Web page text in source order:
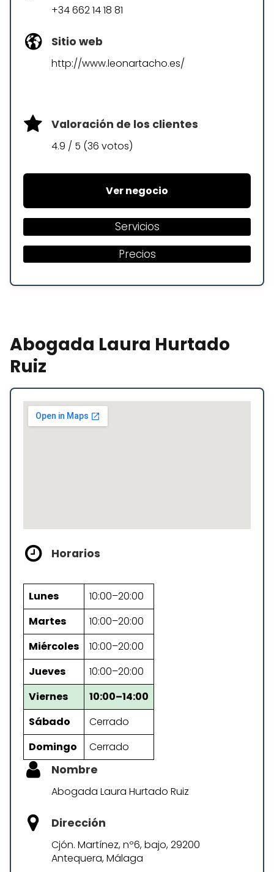
+34 662 14 18 81
Sitio web
http://www.leonartacho.es/
Valoración de los clientes
4.9 / 5 (36 votos)
Ver negocio
Servicios
Precios
Abogada Laura Hurtado
Ruiz
Horarios
Lunes
10:00–20:00
Martes
10:00–20:00
Miércoles
10:00–20:00
Jueves
10:00–20:00
Viernes
10:00–14:00
Sábado
Cerrado
Domingo
Cerrado
Nombre
Abogada Laura Hurtado Ruiz
Dirección
Cjón. Martínez, nº6, bajo, 29200
Antequera, Málaga